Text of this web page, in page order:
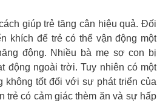
giúp trẻ tăng cân hiệu quả. Đối
khích để trẻ có thể vận động một
động. Nhiều bà mẹ sợ con bị
động ngoài trời. Tuy nhiên có một
tốt đối với sự phát triển của
trẻ có cảm giác thèm ăn và sự hấp